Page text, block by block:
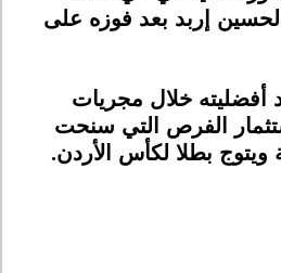
الحسين إربد بعد فوزه على
خلال مجريات
الفرص التي سنحت
ويتوج بطلا لكأس الأردن.